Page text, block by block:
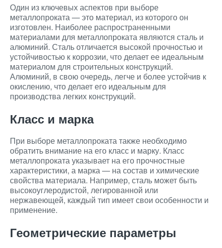
Один из ключевых аспектов при выборе
металлопроката — это материал, из которого он
изготовлен. Наиболее распространенными
материалами для металлопроката являются сталь и
алюминий. Сталь отличается высокой прочностью и
устойчивостью к коррозии, что делает ее идеальным
материалом для строительных конструкций.
Алюминий, в свою очередь, легче и более устойчив к
окислению, что делает его идеальным для
производства легких конструкций.
Класс и марка
При выборе металлопроката также необходимо
обратить внимание на его класс и марку. Класс
металлопроката указывает на его прочностные
характеристики, а марка — на состав и химические
свойства материала. Например, сталь может быть
высокоуглеродистой, легированной или
нержавеющей, каждый тип имеет свои особенности и
применение.
Геометрические параметры